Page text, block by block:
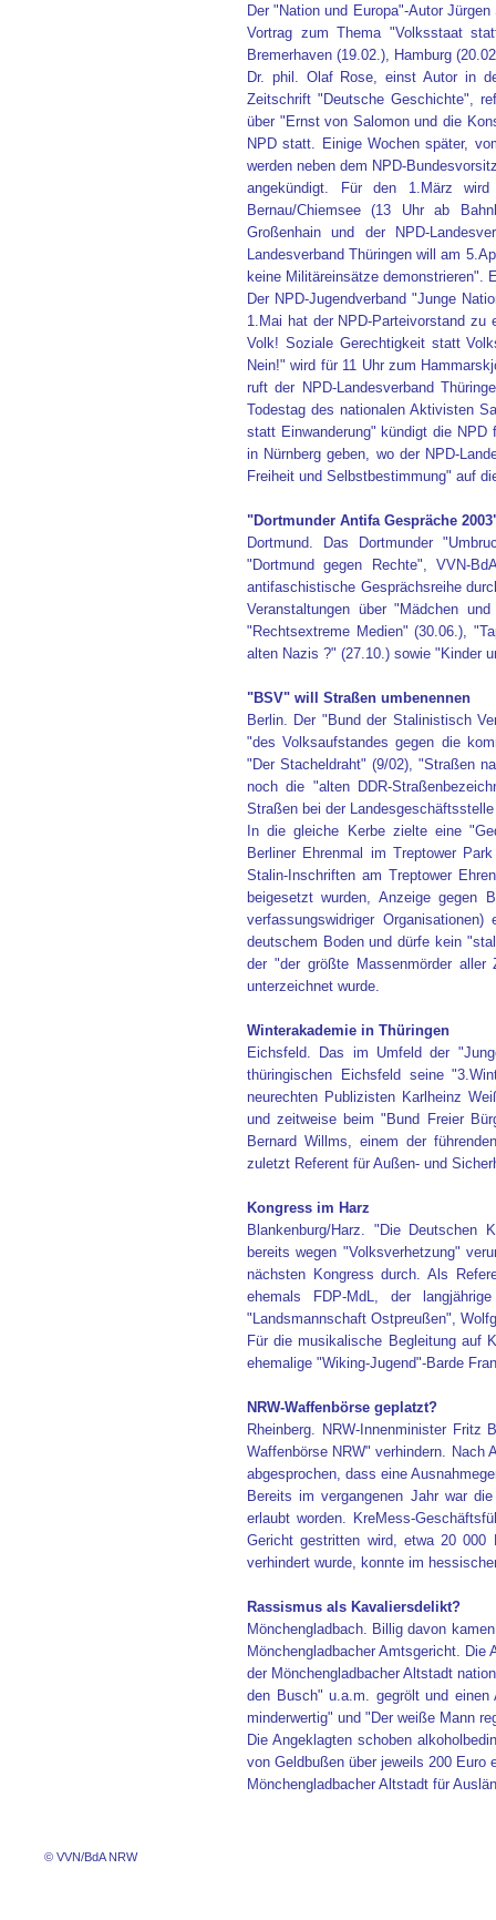
Der "Nation und Europa"-Autor
Vortrag zum Thema "Volksstaat
Bremerhaven (19.02.), Hamburg
Dr. phil. Olaf Rose, einst Autor in
Zeitschrift "Deutsche Geschichte",
über "Ernst von Salomon und die
NPD statt. Einige Wochen später,
werden neben dem NPD-
angekündigt. Für den 1.März
Bernau/Chiemsee (13 Uhr ab
Großenhain und der NPD-
Landesverband Thüringen will am
keine Militäreinsätze demonstrieren".
Der NPD-Jugendverband "Junge
1.Mai hat der NPD-Parteivorstand zu
Volk! Soziale Gerechtigkeit statt
Nein!" wird für 11 Uhr zum
ruft der NPD-Landesverband
Todestag des nationalen Aktivisten
statt Einwanderung" kündigt die
in Nürnberg geben, wo der NPD-
Freiheit und Selbstbestimmung" auf
"Dortmunder Antifa Gespräche
Dortmund. Das Dortmunder
"Dortmund gegen Rechte", VVN-
antifaschistische Gesprächsreihe
Veranstaltungen über "Mädchen
"Rechtsextreme Medien" (30.06.),
alten Nazis ?" (27.10.) sowie "Kinder
"BSV" will Straßen umbenennen
Berlin. Der "Bund der Stalinistisch
"des Volksaufstandes gegen die
"Der Stacheldraht" (9/02), "Straßen
noch die "alten DDR-
Straßen bei der
In die gleiche Kerbe zielte eine
Berliner Ehrenmal im Treptower
Stalin-Inschriften am Treptower
beigesetzt wurden, Anzeige gegen
verfassungswidriger
deutschem Boden und dürfe kein
der "der größte Massenmörder
unterzeichnet wurde.
Winterakademie in Thüringen
Eichsfeld. Das im Umfeld der
thüringischen Eichsfeld seine
neurechten Publizisten Karlheinz
und zeitweise beim "Bund Freier
Bernard Willms, einem der
zuletzt Referent für Außen- und
Kongress im Harz
Blankenburg/Harz. "Die Deutschen
bereits wegen "Volksverhetzung"
nächsten Kongress durch. Als
ehemals FDP-MdL, der
"Landsmannschaft Ostpreußen",
Für die musikalische Begleitung auf
ehemalige "Wiking-Jugend"-Barde
NRW-Waffenbörse geplatzt?
Rheinberg. NRW-Innenminister
Waffenbörse NRW" verhindern. Nach
abgesprochen, dass eine
Bereits im vergangenen Jahr war
erlaubt worden. KreMess-
Gericht gestritten wird, etwa 20 000
verhindert wurde, konnte im
Rassismus als Kavaliersdelikt?
Mönchengladbach. Billig davon
Mönchengladbacher Amtsgericht.
der Mönchengladbacher Altstadt
den Busch" u.a.m. gegrölt und
minderwertig" und "Der weiße Mann
Die Angeklagten schoben
von Geldbußen über jeweils 200 Euro
Mönchengladbacher Altstadt für
© VVN/BdA NRW